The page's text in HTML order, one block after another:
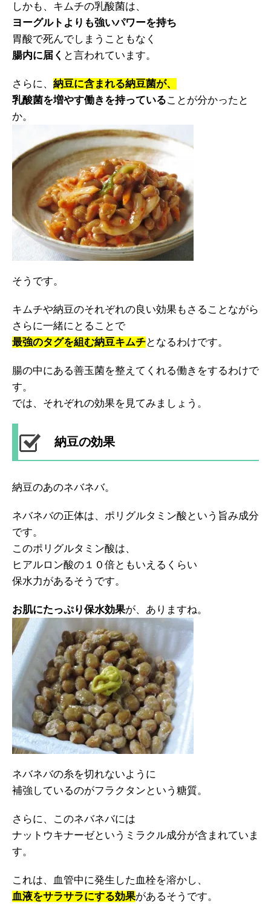
しかも、キムチの乳酸菌は、
ヨーグルトよりも強いパワーを持ち
胃酸で死んでしまうこともなく
腸内に届く と言われています。
さらに、 納豆に含まれる納豆菌が、
乳酸菌を増やす働きを持っていることが分かったと
か。
そうです。
キムチや納豆のそれぞれの良い効果もさることながら
さらに一緒にとることで
最強のタグを組む納豆キムチとなるわけです。
腸の中にある善玉菌を整えてくれる働きをするわけで
す。
では、それぞれの効果を見てみましょう。
納豆の効果
納豆のあのネバネバ。
ネバネバの正体は、ポリグルタミン酸という旨み成分
です。
このポリグルタミン酸は、
ヒアルロン酸の１０倍ともいえるくらい
保水力があるそうです。
お肌にたっぷり保水効果が、ありますね。
ネバネバの糸を切れないように
補強しているのがフラクタンという糖質。
さらに、このネバネバには
ナットウキナーゼというミラクル成分が含まれていま
す。
これは、血管中に発生した血栓を溶かし、
血液をサラサラにする効果があるそうです。